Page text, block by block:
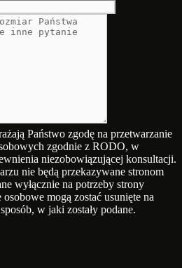
Państwo zgodę na przetwarzanie
zgodnie z RODO, w
niezobowiązującej konsultacji.
nie będą przekazywane stronom
wyłącznie na potrzeby strony
mogą zostać usunięte na
w jaki zostały podane.